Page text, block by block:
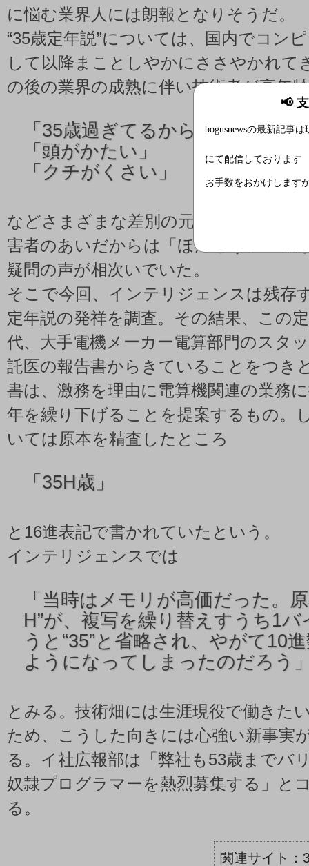
📢
bogusnewsの最新記事は
にて配信しております
お手数をおかけします
に悩む業界人には朗報となりそうだ。
“35歳定年説”については、国内でコン
して以降まことしやかにささやかれて
の後の業界の成熟に伴い技術者が高年
「 35歳過ぎてるからあいつは使
「 頭がかたい」
「 クチがくさい」
などさまざまな差別の元となるケース
害者のあいだからは「ほんとうに35歳
疑問の声が相次いでいた。
そこで今回、インテリジェンスは残存
定年説の発祥を調査。その結果、この
代、大手電機メーカー電算部門のスタ
託医の報告書からきていることをつき
書は、激務を理由に電算機関連の業務
年を繰り下げることを提案するもの。
いては原本を精査したところ
「 35H歳」
と16進表記で書かれていたという。
インテリジェンスでは
「 当時はメモリが高価だった。
H”が、複写を繰り替えすうち1
うと“35”と省略され、やがて10
ようになってしまったのだろう
とみる。技術畑には生涯現役で働きた
ため、こうした向きには心強い新事実
る。イ社広報部は「弊社も53歳までバ
奴隷プログラマーを熱烈募集する」と
る。